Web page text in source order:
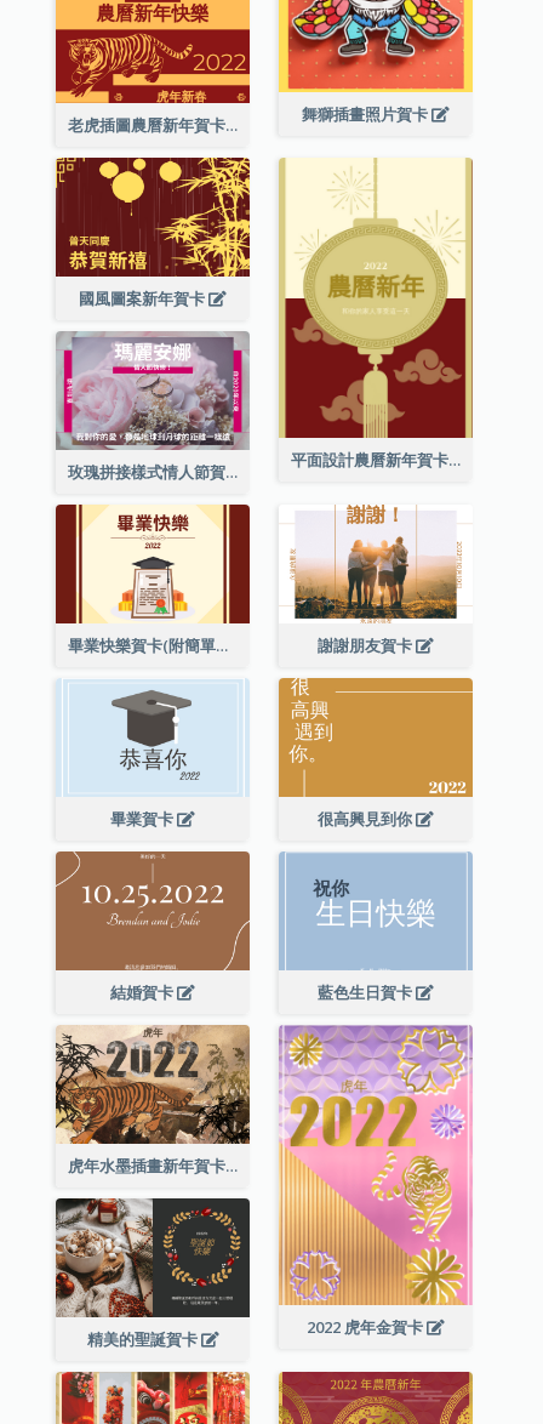
舞獅插畫照片賀卡
老虎插圖農曆新年賀卡
國風圖案新年賀卡
平面設計農曆新年賀卡與裝飾
玫瑰拼接樣式情人節賀卡
畢業快樂賀卡(附簡單配圖) 謝謝朋友賀卡
畢業賀卡 很高興見到你
結婚賀卡 藍色生日賀卡
虎年水墨插畫新年賀卡
2022 虎年金賀卡
精美的聖誕賀卡